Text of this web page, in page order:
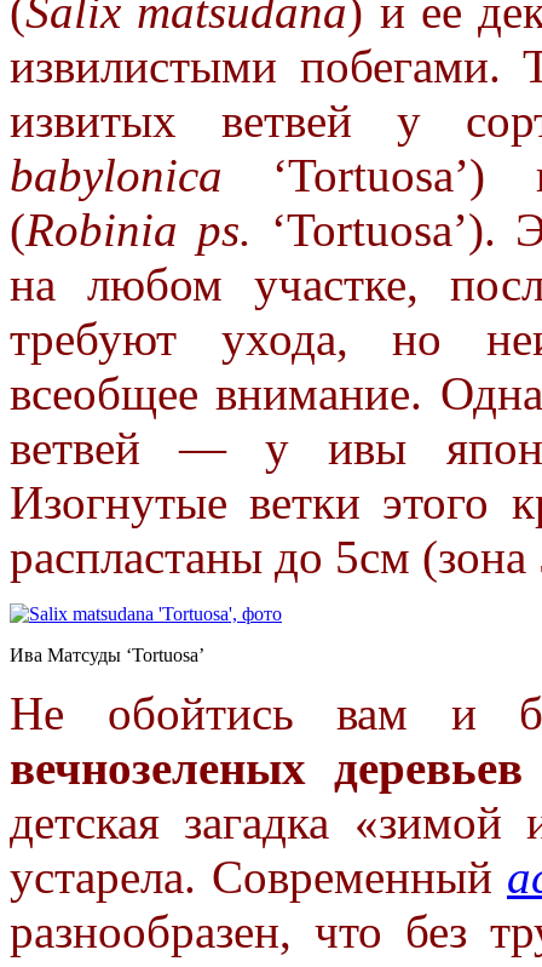
(Salix matsudana) и ее
извилистыми побегами.
извитых ветвей у
babylonica ‘Tortuosa’)
(Robinia ps. ‘Tortuosa’).
на любом участке,
требуют ухода, но
всеобщее внимание.
ветвей — у ивы
Изогнутые ветки этого
распластаны до 5см (зона
Ива Матсуды ‘Tortuosa’
Не обойтись вам и
вечнозеленых
детская загадка
устарела. Современный
разнообразен, что без